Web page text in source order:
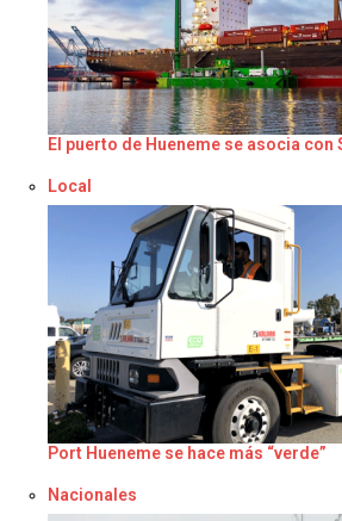
El puerto de Hueneme se asocia con
Respecto a
Local
Port Hueneme se hace más “verde”
Respecto a
Nacionales